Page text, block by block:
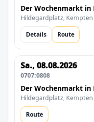
Der Wochenmarkt in
Hildegardplatz, Kempten
Details
Route
Sa., 08.08.2026
0707:0808
Der Wochenmarkt in
Hildegardplatz, Kempten
Route